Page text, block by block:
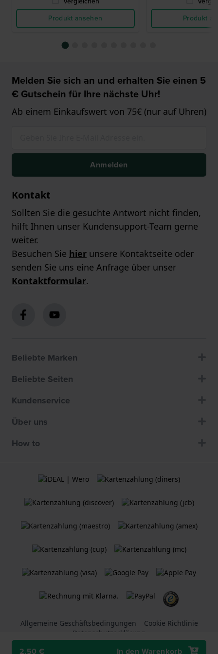
2,50 € In den Warenkorb
Produkt ansehen
Produkt
Melden Sie sich an und erhalten Sie einen 5
€ Gutschein für Ihre nächste Uhr!
Ab einem Einkaufswert von 75€ (nur auf Uhren)
Anmelden
Kontakt
Sollten Sie die gesuchte Antwort nicht finden,
hilft Ihnen unser Kundensupport-Team gerne
weiter.
Besuchen Sie hier unsere Kontaktseite oder
senden Sie uns eine Anfrage über unser
Kontaktformular.
Beliebte Marken
Beliebte Seiten
Kundenservice
Über uns
How to
Allgemeine Geschäftsbedingungen
Cookie Richtlinie
Datenschutzerklärung